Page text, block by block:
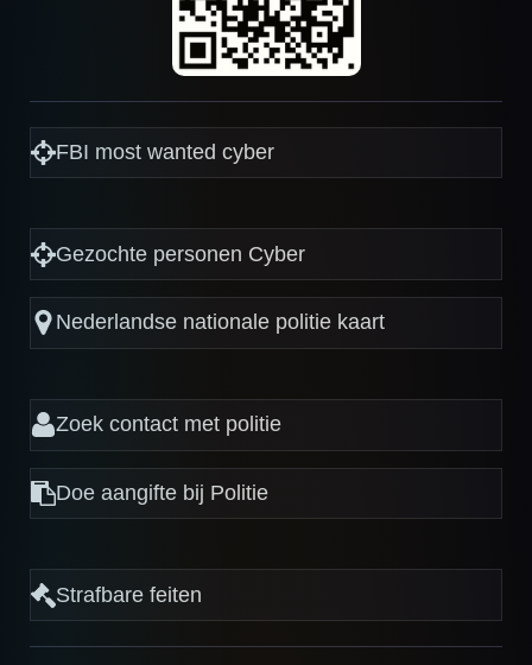
FBI most wanted cyber
Gezochte personen Cyber
Nederlandse nationale politie kaart
Zoek contact met politie
Doe aangifte bij Politie
Strafbare feiten